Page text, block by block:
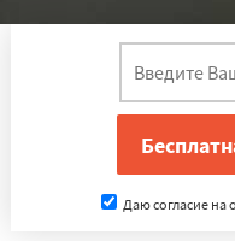
Даю согласие на